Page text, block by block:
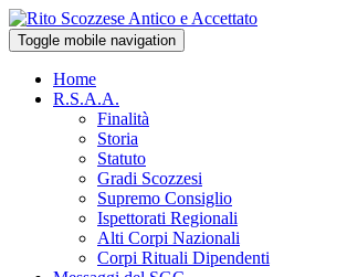
Toggle mobile navigation
Home
R.S.A.A.
Finalità
Storia
Statuto
Gradi Scozzesi
Supremo Consiglio
Ispettorati Regionali
Alti Corpi Nazionali
Corpi Rituali Dipendenti